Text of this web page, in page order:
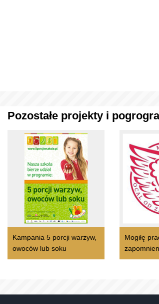
Pozostałe projekty i
Kampania 5 porcji warzyw,
owoców lub soku
Mogiłę